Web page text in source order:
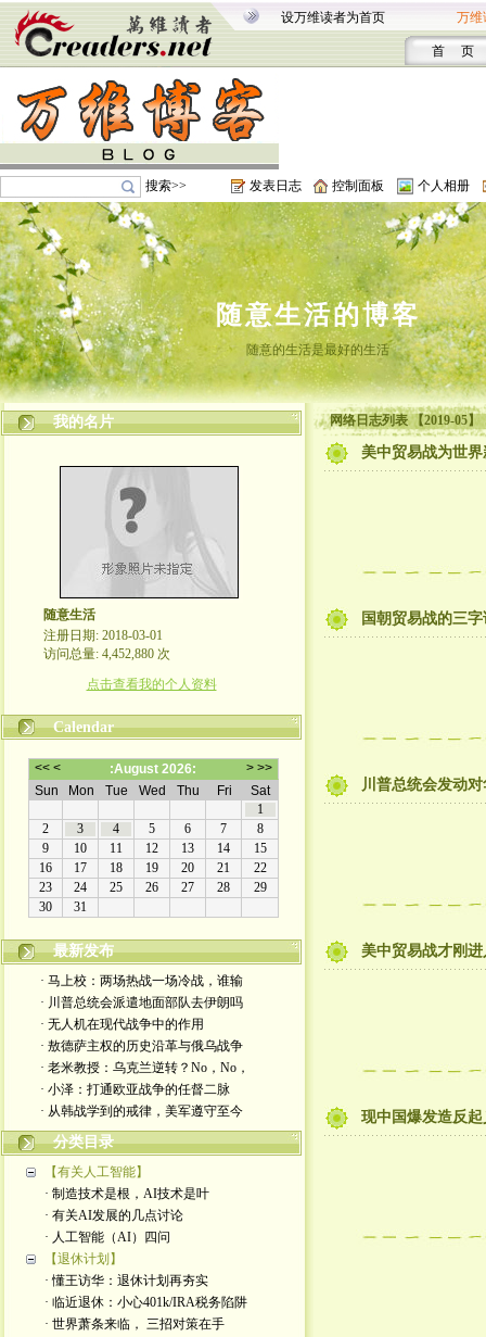
设万维读者为首页 万维
首 页
搜索>> 发表日志 控制面板 个人相册
随意生活的博客
随意的生活是最好的生活
我的名片
随意生活
注册日期: 2018-03-01
访问总量: 4,452,880 次
点击查看我的个人资料
Calendar
最新发布
· 马上校：两场热战一场冷战，谁输
· 川普总统会派遣地面部队去伊朗吗
· 无人机在现代战争中的作用
· 敖德萨主权的历史沿革与俄乌战争
· 老米教授：乌克兰逆转？No，No，
· 小泽：打通欧亚战争的任督二脉
· 从韩战学到的戒律，美军遵守至今
分类目录
【有关人工智能】
· 制造技术是根，AI技术是叶
· 有关AI发展的几点讨论
· 人工智能（AI）四问
【退休计划】
· 懂王访华：退休计划再夯实
· 临近退休：小心401k/IRA税务陷阱
· 世界萧条来临， 三招对策在手
网络日志列表 【2019-05】
美中贸易战为世
国朝贸易战的三字
川普总统会发动
美中贸易战才刚
现中国爆发造反